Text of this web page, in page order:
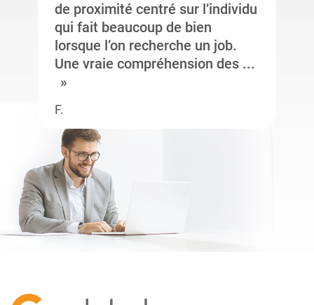
de proximité centré sur l’individu
qui fait beaucoup de bien
lorsque l’on recherche un job.
Une vraie compréhension des ...
F.